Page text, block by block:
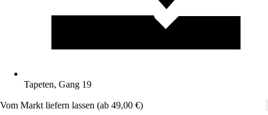
Tapeten, Gang 19
Vom Markt liefern lassen (ab 49,00 €)